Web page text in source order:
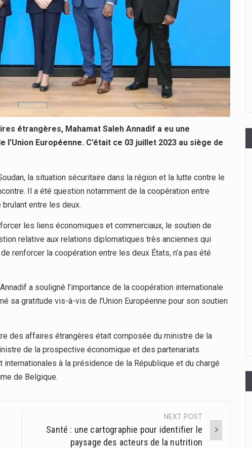
étrangères, Mahamat Saleh Annadif a eu une
Européenne. C’était ce 03 juillet 2023 au siège de
la situation sécuritaire dans la région et la lutte contre le
Il a été question notamment de la coopération entre
brulant entre les deux.
les liens économiques et commerciaux, le soutien de
relative aux relations diplomatiques très anciennes qui
renforcer la coopération entre les deux États, n’a pas été
a souligné l’importance de la coopération internationale
sa gratitude vis-à-vis de l’Union Européenne pour son soutien
des affaires étrangères était composée du ministre de la
de la prospective économique et des partenariats
à la présidence de la République et du chargé
de Belgique.
NEXT POST
Santé : une cartographie pour identifier le
paysage des acteurs de la nutrition